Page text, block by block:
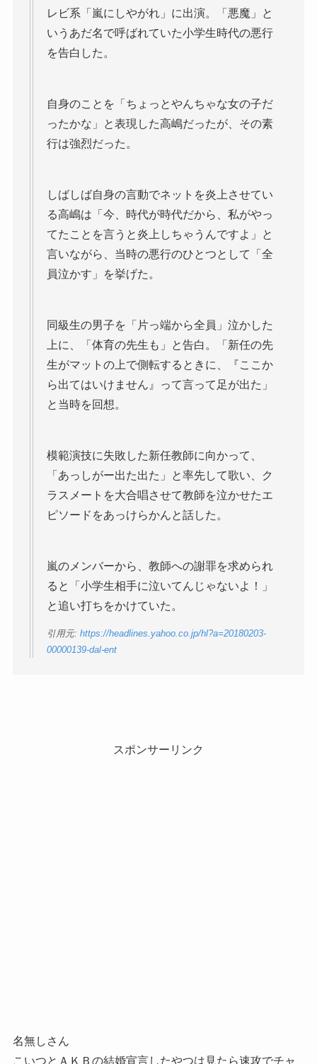
レビ系「嵐にしやがれ」に出演。「悪魔」と
いうあだ名で呼ばれていた小学生時代の悪行
を告白した。
自身のことを「ちょっとやんちゃな女の子だ
ったかな」と表現した高嶋だったが、その素
行は強烈だった。
しばしば自身の言動でネットを炎上させてい
る高嶋は「今、時代が時代だから、私がやっ
てたことを言うと炎上しちゃうんですよ」と
言いながら、当時の悪行のひとつとして「全
員泣かす」を挙げた。
同級生の男子を「片っ端から全員」泣かした
上に、「体育の先生も」と告白。「新任の先
生がマットの上で側転するときに、『ここか
ら出てはいけません』って言って足が出た」
と当時を回想。
模範演技に失敗した新任教師に向かって、
「あっしがー出た出た」と率先して歌い、ク
ラスメートを大合唱させて教師を泣かせたエ
ピソードをあっけらかんと話した。
嵐のメンバーから、教師への謝罪を求められ
ると「小学生相手に泣いてんじゃないよ！」
と追い打ちをかけていた。
引用元: https://headlines.yahoo.co.jp/hl?a=20180203-
00000139-dal-ent
スポンサーリンク
名無しさん
こいつとＡＫＢの結婚宣言したやつは見たら速攻でチャ